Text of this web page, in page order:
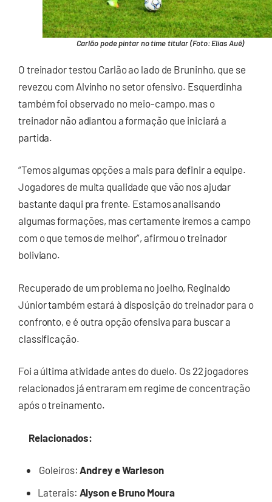
Carlão pode pintar no time titular (Foto: Elias Auê)
O treinador testou Carlão ao lado de Bruninho, que se
revezou com Alvinho no setor ofensivo. Esquerdinha
também foi observado no meio-campo, mas o
treinador não adiantou a formação que iniciará a
partida.
“Temos algumas opções a mais para definir a equipe.
Jogadores de muita qualidade que vão nos ajudar
bastante daqui pra frente. Estamos analisando
algumas formações, mas certamente iremos a campo
com o que temos de melhor”, afirmou o treinador
boliviano.
Recuperado de um problema no joelho, Reginaldo
Júnior também estará à disposição do treinador para o
confronto, e é outra opção ofensiva para buscar a
classificação.
Foi a última atividade antes do duelo. Os 22 jogadores
relacionados já entraram em regime de concentração
após o treinamento.
Relacionados:
Goleiros: Andrey e Warleson
Laterais: Alyson e Bruno Moura